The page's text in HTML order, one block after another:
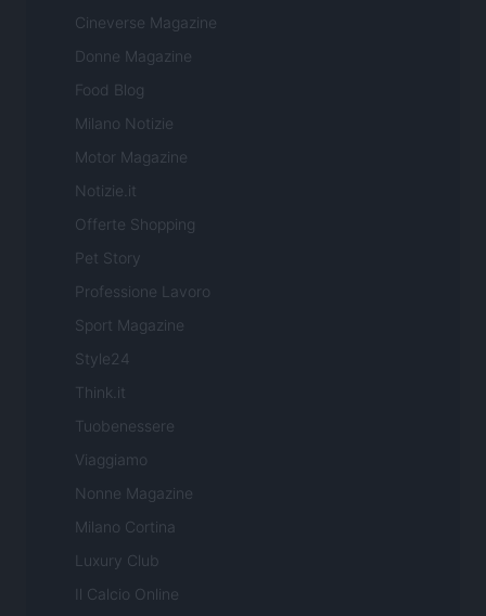
Cineverse Magazine
Donne Magazine
Food Blog
Milano Notizie
Motor Magazine
Notizie.it
Offerte Shopping
Pet Story
Professione Lavoro
Sport Magazine
Style24
Think.it
Tuobenessere
Viaggiamo
Nonne Magazine
Milano Cortina
Luxury Club
Il Calcio Online